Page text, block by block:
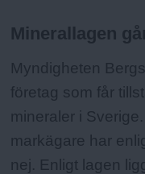
Minerallagen
Myndigheten
företag som får
mineraler i
markägare har
nej. Enligt lagen